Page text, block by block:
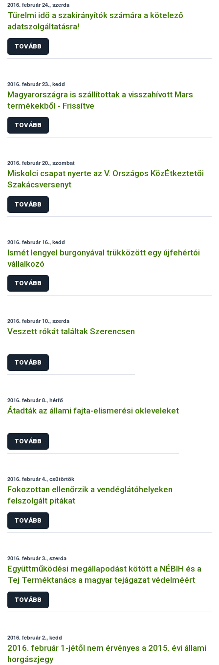
2016. február 24., szerda
Türelmi idő a szakirányítók számára a kötelező
adatszolgáltatásra!
TOVÁBB
2016. február 23., kedd
Magyarországra is szállítottak a visszahívott Mars
termékekből - Frissítve
TOVÁBB
2016. február 20., szombat
Miskolci csapat nyerte az V. Országos KözÉtkeztetői
Szakácsversenyt
TOVÁBB
2016. február 16., kedd
Ismét lengyel burgonyával trükközött egy újfehértói
vállalkozó
TOVÁBB
2016. február 10., szerda
Veszett rókát találtak Szerencsen
TOVÁBB
2016. február 8., hétfő
Átadták az állami fajta-elismerési okleveleket
TOVÁBB
2016. február 4., csütörtök
Fokozottan ellenőrzik a vendéglátóhelyeken
felszolgált pitákat
TOVÁBB
2016. február 3., szerda
Együttműködési megállapodást kötött a NÉBIH és a
Tej Terméktanács a magyar tejágazat védelméért
TOVÁBB
2016. február 2., kedd
2016. február 1-jétől nem érvényes a 2015. évi állami
horgászjegy